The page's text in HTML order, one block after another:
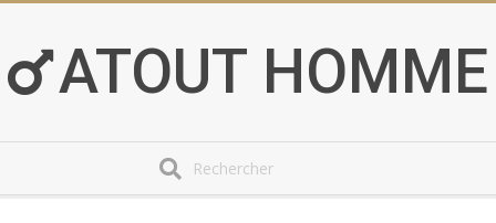
content ATOUT HOMME